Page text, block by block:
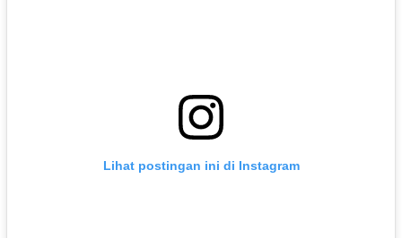
Lihat postingan ini di Instagram